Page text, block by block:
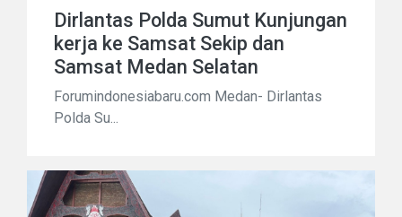
Dirlantas Polda Sumut Kunjungan
kerja ke Samsat Sekip dan
Samsat Medan Selatan
Forumindonesiabaru.com Medan- Dirlantas
Polda Su...